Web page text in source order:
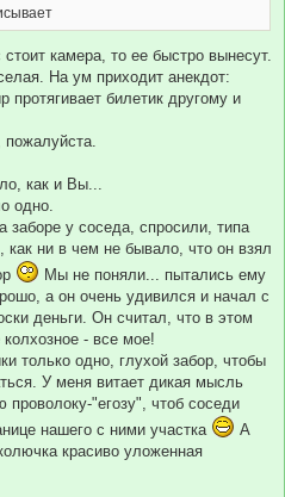
камера, то ее быстро вынесут.
На ум приходит анекдот:
протягивает билетик другому и
пожалуйста.
как и Вы...
одно.
заборе у соседа, спросили, типа
как ни в чем не бывало, что он взял
Мы не поняли... пытались ему
а он очень удивился и начал с
деньги. Он считал, что в этом
- все мое!
только одно, глухой забор, чтобы
У меня витает дикая мысль
проволоку-"егозу", чтоб соседи
нашего с ними участка
А
красиво уложенная